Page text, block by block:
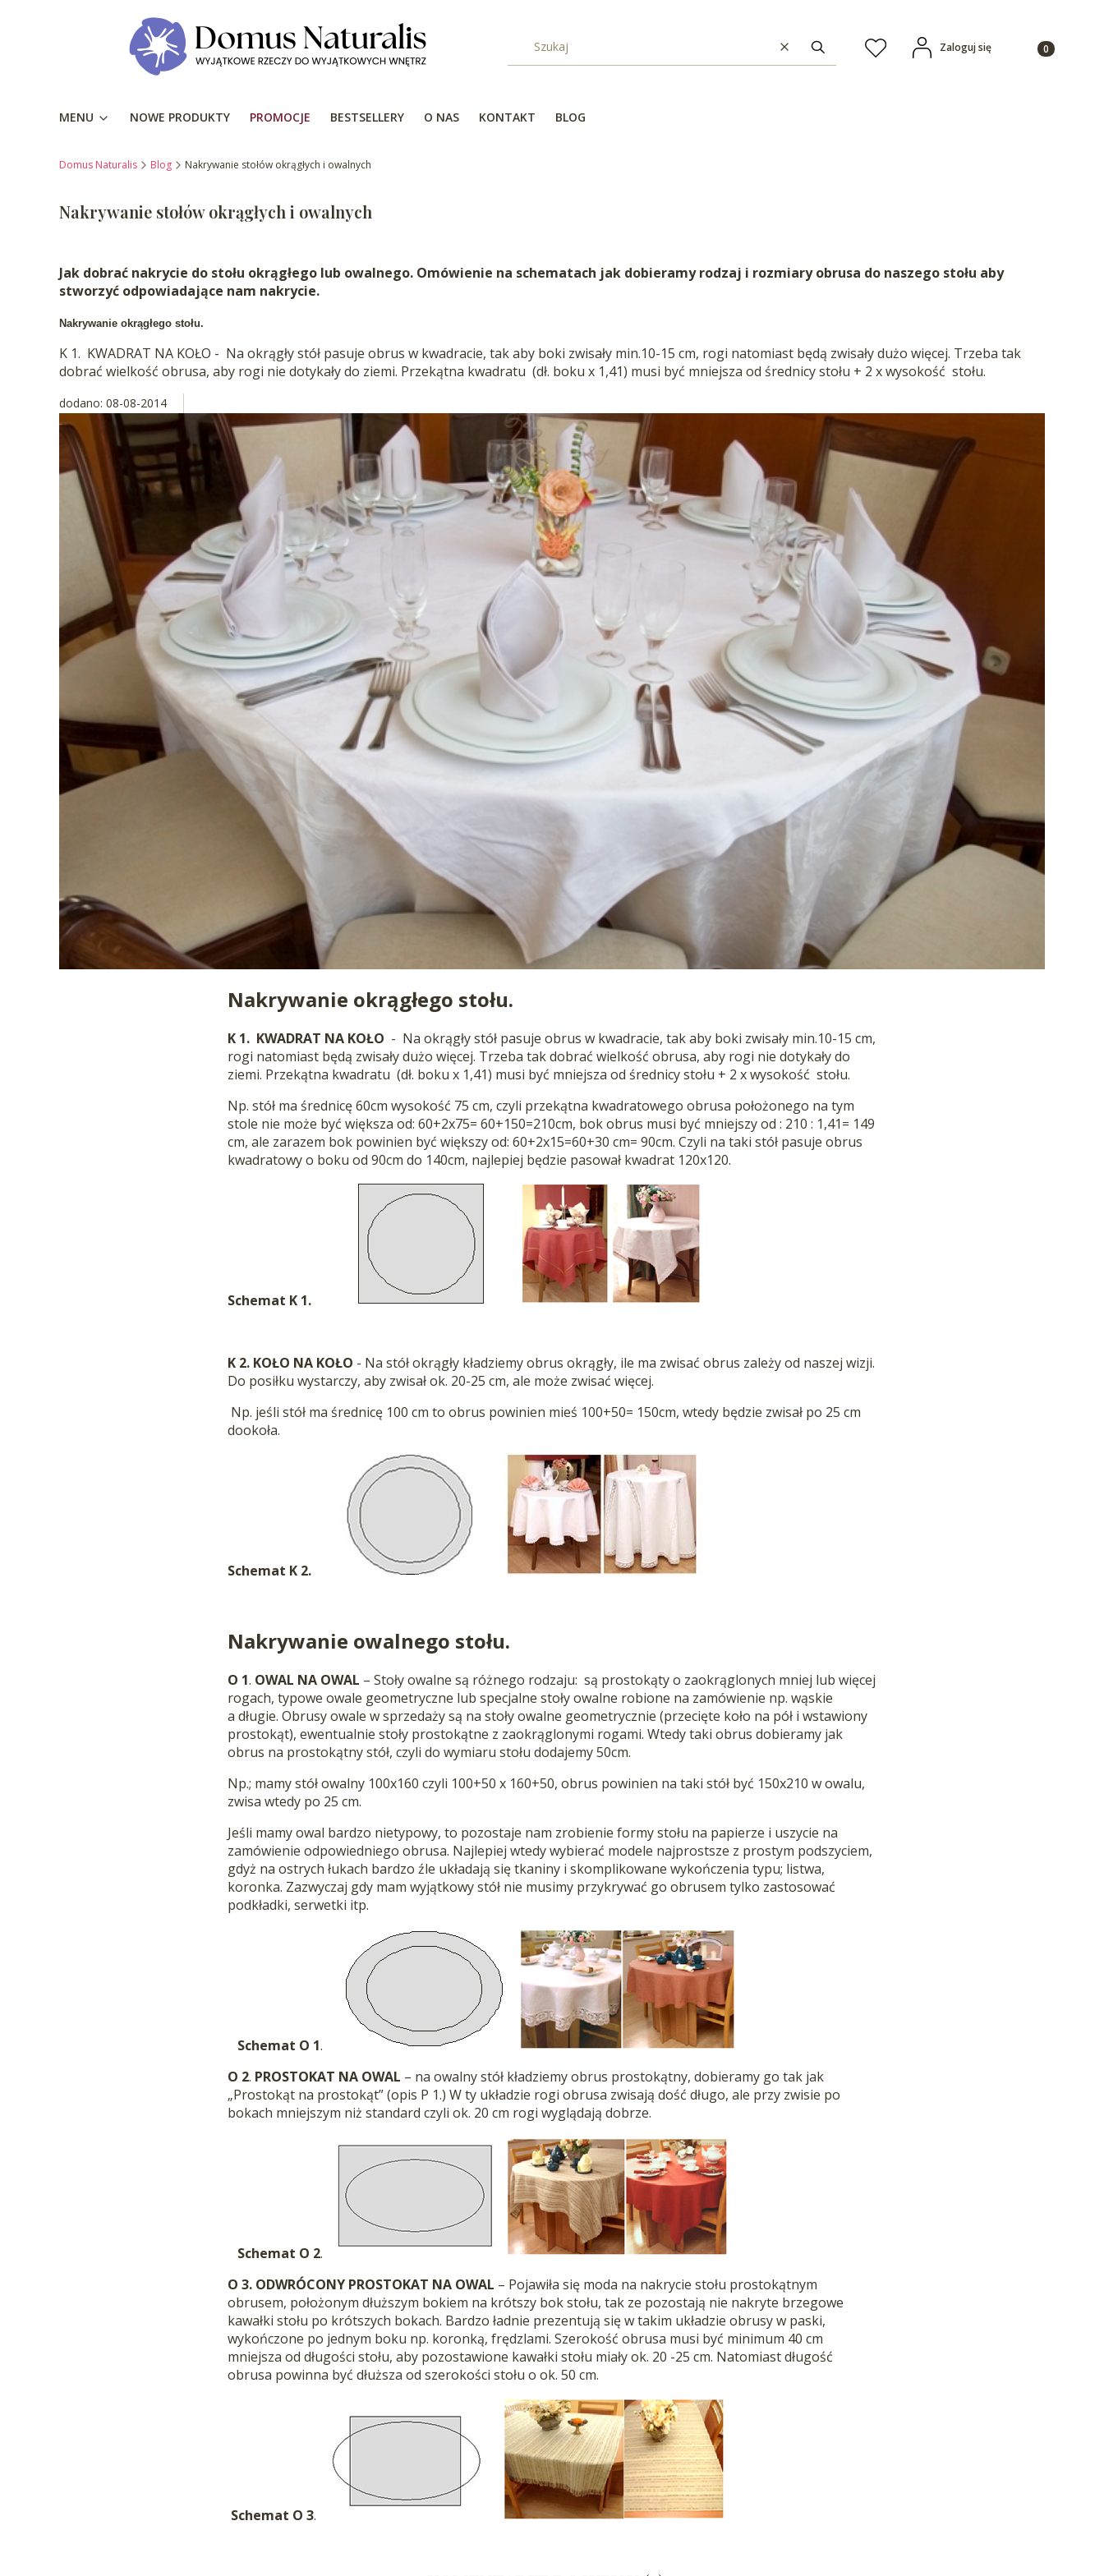
WyczyśćSzukaj Ulubione Zaloguj się Produkty w
MENU NOWE PRODUKTY PROMOCJE BESTSELLERY O NAS KONTAKT BLOG
Domus Naturalis Blog Nakrywanie stołów okrągłych i owalnych
Nakrywanie stołów okrągłych i owalnych
Jak dobrać nakrycie do stołu okrągłego lub owalnego. Omówienie na schematach jak dobieramy rodzaj i rozmiary obrusa do naszego stołu aby
stworzyć odpowiadające nam nakrycie.
Nakrywanie okrągłego stołu.
K 1. KWADRAT NA KOŁO - Na okrągły stół pasuje obrus w kwadracie, tak aby boki zwisały min.10-15 cm, rogi natomiast będą zwisały dużo więcej. Trzeba tak
dobrać wielkość obrusa, aby rogi nie dotykały do ziemi. Przekątna kwadratu (dł. boku x 1,41) musi być mniejsza od średnicy stołu + 2 x wysokość stołu.
dodano: 08-08-2014
Nakrywanie okrągłego stołu.
K 1. KWADRAT NA KOŁO - Na okrągły stół pasuje obrus w kwadracie, tak aby boki zwisały min.10-15 cm,
rogi natomiast będą zwisały dużo więcej. Trzeba tak dobrać wielkość obrusa, aby rogi nie dotykały do
ziemi. Przekątna kwadratu (dł. boku x 1,41) musi być mniejsza od średnicy stołu + 2 x wysokość stołu.
Np. stół ma średnicę 60cm wysokość 75 cm, czyli przekątna kwadratowego obrusa położonego na tym
stole nie może być większa od: 60+2x75= 60+150=210cm, bok obrus musi być mniejszy od : 210 : 1,41= 149
cm, ale zarazem bok powinien być większy od: 60+2x15=60+30 cm= 90cm. Czyli na taki stół pasuje obrus
kwadratowy o boku od 90cm do 140cm, najlepiej będzie pasował kwadrat 120x120.
Schemat K 1.
K 2. KOŁO NA KOŁO - Na stół okrągły kładziemy obrus okrągły, ile ma zwisać obrus zależy od naszej wizji.
Do posiłku wystarczy, aby zwisał ok. 20-25 cm, ale może zwisać więcej.
Np. jeśli stół ma średnicę 100 cm to obrus powinien mieś 100+50= 150cm, wtedy będzie zwisał po 25 cm
dookoła.
Schemat K 2.
Nakrywanie owalnego stołu.
O 1. OWAL NA OWAL – Stoły owalne są różnego rodzaju: są prostokąty o zaokrąglonych mniej lub więcej
rogach, typowe owale geometryczne lub specjalne stoły owalne robione na zamówienie np. wąskie
a długie. Obrusy owale w sprzedaży są na stoły owalne geometrycznie (przecięte koło na pół i wstawiony
prostokąt), ewentualnie stoły prostokątne z zaokrąglonymi rogami. Wtedy taki obrus dobieramy jak
obrus na prostokątny stół, czyli do wymiaru stołu dodajemy 50cm.
Np.; mamy stół owalny 100x160 czyli 100+50 x 160+50, obrus powinien na taki stół być 150x210 w owalu,
zwisa wtedy po 25 cm.
Jeśli mamy owal bardzo nietypowy, to pozostaje nam zrobienie formy stołu na papierze i uszycie na
zamówienie odpowiedniego obrusa. Najlepiej wtedy wybierać modele najprostsze z prostym podszyciem,
gdyż na ostrych łukach bardzo źle układają się tkaniny i skomplikowane wykończenia typu; listwa,
koronka. Zazwyczaj gdy mam wyjątkowy stół nie musimy przykrywać go obrusem tylko zastosować
podkładki, serwetki itp.
Schemat O 1.
O 2. PROSTOKAT NA OWAL – na owalny stół kładziemy obrus prostokątny, dobieramy go tak jak
„Prostokąt na prostokąt” (opis P 1.) W ty układzie rogi obrusa zwisają dość długo, ale przy zwisie po
bokach mniejszym niż standard czyli ok. 20 cm rogi wyglądają dobrze.
Schemat O 2.
O 3. ODWRÓCONY PROSTOKAT NA OWAL – Pojawiła się moda na nakrycie stołu prostokątnym
obrusem, położonym dłuższym bokiem na krótszy bok stołu, tak ze pozostają nie nakryte brzegowe
kawałki stołu po krótszych bokach. Bardzo ładnie prezentują się w takim układzie obrusy w paski,
wykończone po jednym boku np. koronką, frędzlami. Szerokość obrusa musi być minimum 40 cm
mniejsza od długości stołu, aby pozostawione kawałki stołu miały ok. 20 -25 cm. Natomiast długość
obrusa powinna być dłuższa od szerokości stołu o ok. 50 cm.
Schemat O 3.